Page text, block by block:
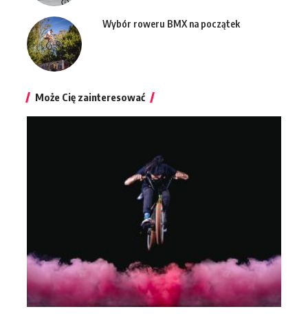
Wybór roweru BMX na początek
Może Cię zainteresować